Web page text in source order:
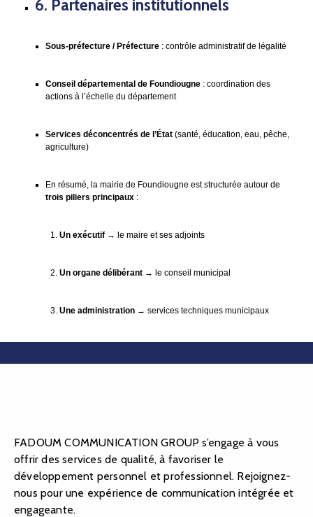
6. Partenaires institutionnels
Sous-préfecture / Préfecture : contrôle administratif de légalité
Conseil départemental de Foundiougne : coordination des
actions à l’échelle du département
Services déconcentrés de l’État (santé, éducation, eau, pêche,
agriculture)
En résumé, la mairie de Foundiougne est structurée autour de
trois piliers principaux :
Un exécutif → le maire et ses adjoints
Un organe délibérant → le conseil municipal
Une administration → services techniques municipaux
FADOUM COMMUNICATION GROUP s’engage à vous
offrir des services de qualité, à favoriser le
développement personnel et professionnel. Rejoignez-
nous pour une expérience de communication intégrée et
engageante.